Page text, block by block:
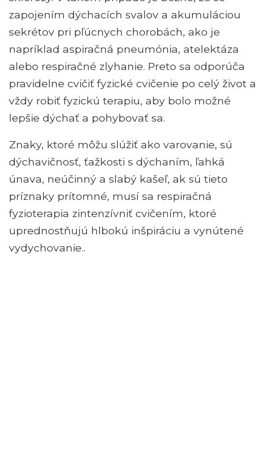
zapojením dýchacích svalov a akumuláciou
sekrétov pri pľúcnych chorobách, ako je
napríklad aspiračná pneumónia, atelektáza
alebo respiračné zlyhanie. Preto sa odporúča
pravidelne cvičiť fyzické cvičenie po celý život a
vždy robiť fyzickú terapiu, aby bolo možné
lepšie dýchať a pohybovať sa.
Znaky, ktoré môžu slúžiť ako varovanie, sú
dýchavičnosť, ťažkosti s dýchaním, ľahká
únava, neúčinný a slabý kašeľ, ak sú tieto
príznaky prítomné, musí sa respiračná
fyzioterapia zintenzívniť cvičením, ktoré
uprednostňujú hlbokú inšpiráciu a vynútené
vydychovanie..